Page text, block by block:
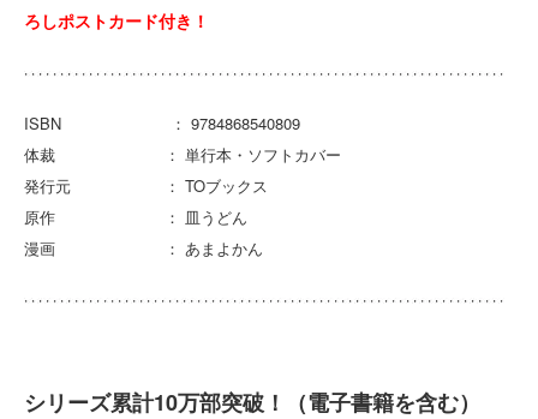
ろしポストカード付き！
ISBN ： 9784868540809
体裁 ： 単行本・ソフトカバー
発行元 ： TOブックス
原作 ： 皿うどん
漫画 ： あまよかん
シリーズ累計10万部突破！（電子書籍を含む）